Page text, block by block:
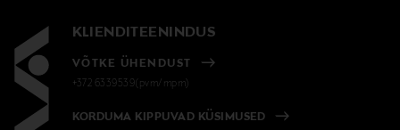
KLIENDITEENINDUS
VÕTKE ÜHENDUST
+372 6339539(pvm/mpm)
KORDUMA KIPPUVAD KÜSIMUSED